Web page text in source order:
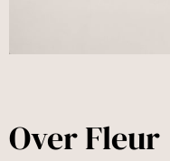
Over Fleur